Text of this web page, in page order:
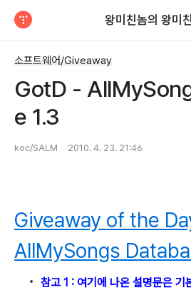
왕미친놈의 왕미
소프트웨어/Giveaway
GotD -
e 1.3
koc/SALM 2010. 4. 23. 21:46
Giveaway of the
AllMySongs
참고 1 : 여기에 나온 설명문은